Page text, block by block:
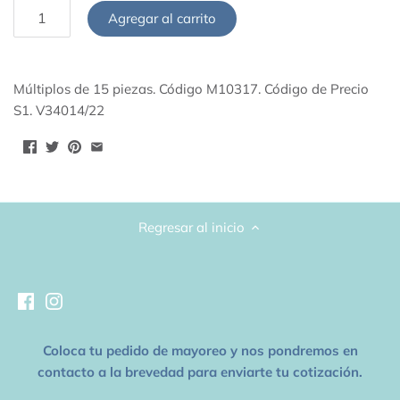
Agregar al carrito
Múltiplos de 15 piezas. Código M10317. Código de Precio
S1. V34014/22
Regresar al inicio
Coloca tu pedido de mayoreo y nos pondremos en
contacto a la brevedad para enviarte tu cotización.
Listones
Papel Metalizado
Pintura Acrílica
Lunas 17"
Lunas 36"
Starpoints 40"
Todos los sólidos